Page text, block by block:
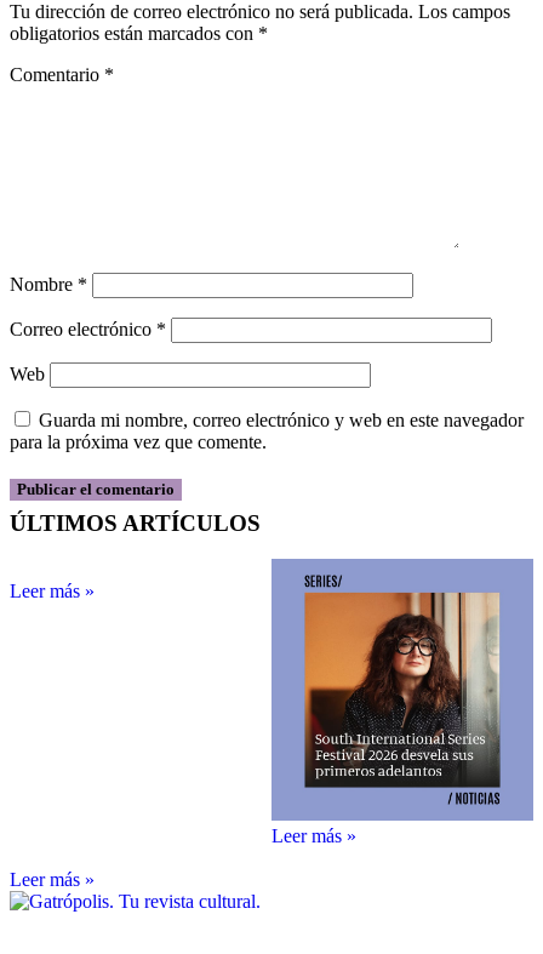
Tu dirección de correo electrónico no será publicada. Los campos
obligatorios están marcados con *
Comentario *
Nombre *
Correo electrónico *
Web
Guarda mi nombre, correo electrónico y web en este navegador
para la próxima vez que comente.
ÚLTIMOS ARTÍCULOS
Leer más »
Leer más »
Leer más »